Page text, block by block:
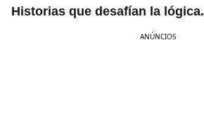
Historias que desafían la lógica.
ANÚNCIOS